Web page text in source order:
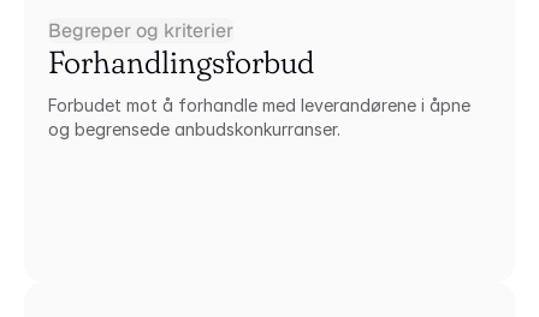
Begreper og kriterier
Forhandlingsforbud
Forbudet mot å forhandle med leverandørene i åpne
og begrensede anbudskonkurranser.